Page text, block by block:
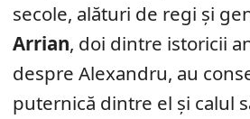
secole, alături de regi și
Arrian, doi dintre istoricii
despre Alexandru, au
puternică dintre el și calul